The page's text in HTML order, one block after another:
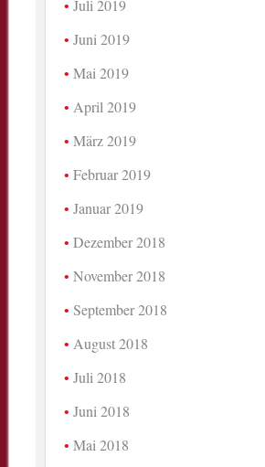
Juli 2019
Juni 2019
Mai 2019
April 2019
März 2019
Februar 2019
Januar 2019
Dezember 2018
November 2018
September 2018
August 2018
Juli 2018
Juni 2018
Mai 2018